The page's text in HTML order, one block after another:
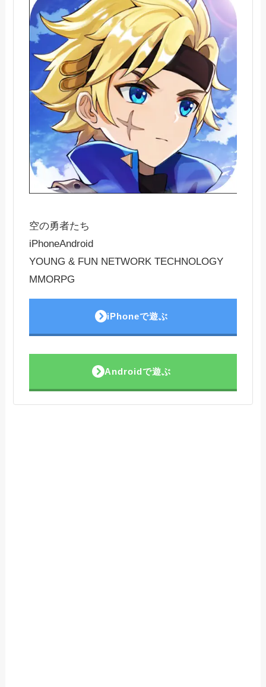
空の勇者たち
iPhoneAndroid
YOUNG & FUN NETWORK TECHNOLOGY
MMORPG
iPhoneで遊ぶ
Androidで遊ぶ